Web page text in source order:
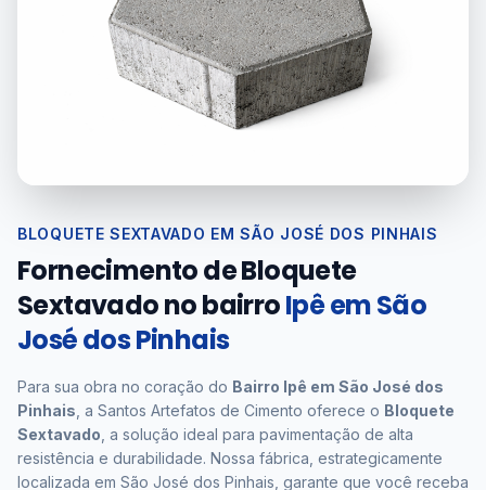
BLOQUETE SEXTAVADO EM SÃO JOSÉ DOS PINHAIS
Fornecimento de Bloquete
Sextavado no bairroIpê em São
José dos Pinhais
Para sua obra no coração do Bairro Ipê em São José dos
Pinhais , a Santos Artefatos de Cimento oferece o Bloquete
Sextavado , a solução ideal para pavimentação de alta
resistência e durabilidade. Nossa fábrica, estrategicamente
localizada em São José dos Pinhais, garante que você receba